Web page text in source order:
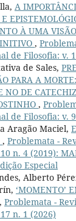
A
À UMA
,
de Filosofia: v.
de Sales,
PARA A
NO DE
,
de Filosofia: v.
Aragão Maciel,
, Problemata -
n. 4 (2019):
Especial
Alberto
‘MOMENTO’
, Problemata -
n. 1 (2026)